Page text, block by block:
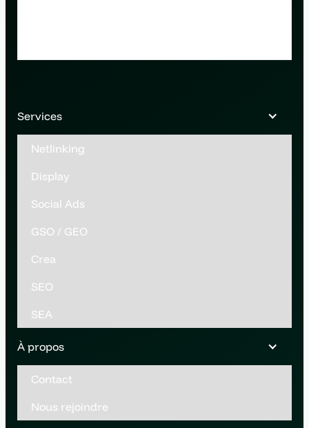
Services
Netlinking
Display
Social Ads
GSO / GEO
Crea
SEO
SEA
À propos
Contact
Nous rejoindre